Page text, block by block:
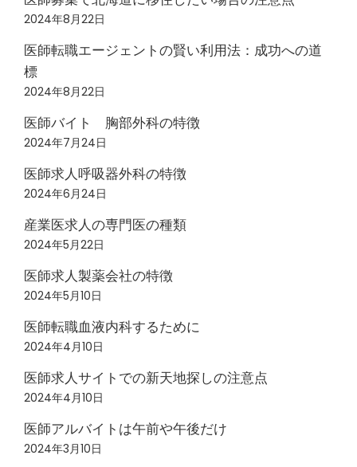
2024年8月22日
医師転職エージェントの賢い利用法：成功への道
標
2024年8月22日
医師バイト 胸部外科の特徴
2024年7月24日
医師求人呼吸器外科の特徴
2024年6月24日
産業医求人の専門医の種類
2024年5月22日
医師求人製薬会社の特徴
2024年5月10日
医師転職血液内科するために
2024年4月10日
医師求人サイトでの新天地探しの注意点
2024年4月10日
医師アルバイトは午前や午後だけ
2024年3月10日